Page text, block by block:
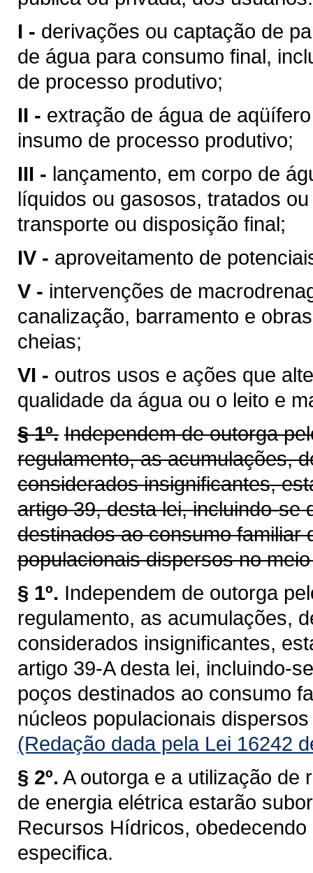
I - derivações ou captação de
de água para consumo final,
de processo produtivo;
II - extração de água de
insumo de processo produtivo;
III - lançamento, em corpo de
líquidos ou gasosos, tratados
transporte ou disposição final;
IV - aproveitamento de
V - intervenções de
canalização, barramento e
cheias;
VI - outros usos e ações que
qualidade da água ou o leito e
§ 1º. Independem de outorga
regulamento, as acumulações,
considerados insignificantes,
artigo 39, desta lei, incluindo-se
destinados ao consumo familiar
populacionais dispersos no
§ 1º. Independem de outorga
regulamento, as acumulações,
considerados insignificantes,
artigo 39-A desta lei, incluindo-
poços destinados ao consumo
núcleos populacionais
(Redação dada pela Lei 16242
§ 2º. A outorga e a utilização de
de energia elétrica estarão
Recursos Hídricos,
especifica.